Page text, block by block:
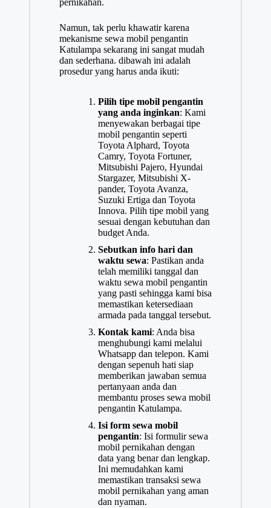
Namun, tak perlu khawatir karena
mekanisme sewa mobil pengantin
Katulampa sekarang ini sangat mudah
dan sederhana. dibawah ini adalah
prosedur yang harus anda ikuti:
Pilih tipe mobil pengantin
yang anda inginkan: Kami
menyewakan berbagai tipe
mobil pengantin seperti
Toyota Alphard, Toyota
Camry, Toyota Fortuner,
Mitsubishi Pajero, Hyundai
Stargazer, Mitsubishi X-
pander, Toyota Avanza,
Suzuki Ertiga dan Toyota
Innova. Pilih tipe mobil yang
sesuai dengan kebutuhan dan
budget Anda.
Sebutkan info hari dan
waktu sewa: Pastikan anda
telah memiliki tanggal dan
waktu sewa mobil pengantin
yang pasti sehingga kami bisa
memastikan ketersediaan
armada pada tanggal tersebut.
Kontak kami: Anda bisa
menghubungi kami melalui
Whatsapp dan telepon. Kami
dengan sepenuh hati siap
memberikan jawaban semua
pertanyaan anda dan
membantu proses sewa mobil
pengantin Katulampa.
Isi form sewa mobil
pengantin: Isi formulir sewa
mobil pernikahan dengan
data yang benar dan lengkap.
Ini memudahkan kami
memastikan transaksi sewa
mobil pernikahan yang aman
dan nyaman.